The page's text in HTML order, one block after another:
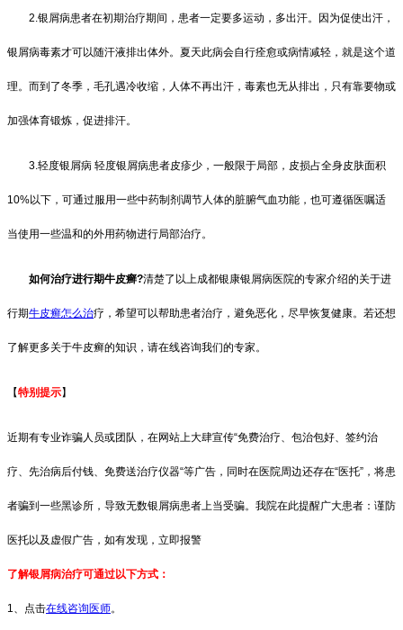
2.银屑病患者在初期治疗期间，患者一定要多运动，多出汗。因为促使出汗，
银屑病毒素才可以随汗液排出体外。夏天此病会自行痊愈或病情减轻，就是这个道
理。而到了冬季，毛孔遇冷收缩，人体不再出汗，毒素也无从排出，只有靠要物或
加强体育锻炼，促进排汗。
3.轻度银屑病 轻度银屑病患者皮疹少，一般限于局部，皮损占全身皮肤面积
10%以下，可通过服用一些中药制剂调节人体的脏腑气血功能，也可遵循医嘱适
当使用一些温和的外用药物进行局部治疗。
如何治疗进行期牛皮癣?清楚了以上成都银康银屑病医院的专家介绍的关于进
行期牛皮癣怎么治疗，希望可以帮助患者治疗，避免恶化，尽早恢复健康。若还想
了解更多关于牛皮癣的知识，请在线咨询我们的专家。
【特别提示】
近期有专业诈骗人员或团队，在网站上大肆宣传“免费治疗、包治包好、签约治
疗、先治病后付钱、免费送治疗仪器“等广告，同时在医院周边还存在“医托”，将患
者骗到一些黑诊所，导致无数银屑病患者上当受骗。我院在此提醒广大患者：谨防
医托以及虚假广告，如有发现，立即报警
了解银屑病治疗可通过以下方式：
1、点击在线咨询医师。